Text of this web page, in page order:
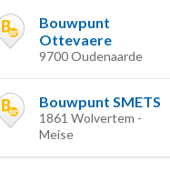
Bouwpunt
Ottevaere
9700 Oudenaarde
Bouwpunt SMETS
1861 Wolvertem -
Meise